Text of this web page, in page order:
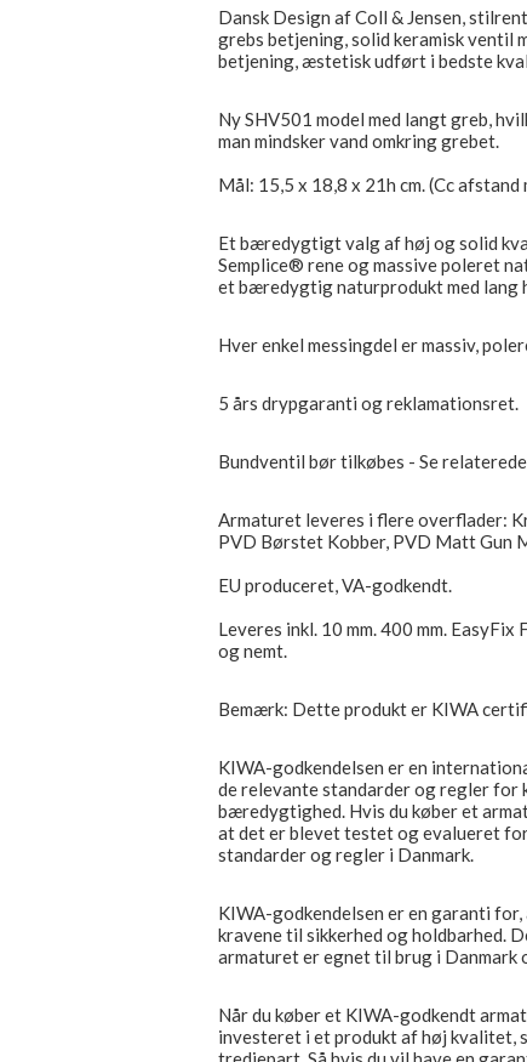
Dansk Design af Coll & Jensen,
grebs betjening, solid keramisk ventil
betjening, æstetisk udført i bedste
Ny SHV501 model med langt greb,
man mindsker vand omkring grebet.
Mål: 15,5 x 18,8 x 21h cm. (Cc
Et bæredygtigt valg af høj og solid
Semplice® rene og massive poleret
et bæredygtig naturprodukt med lang
Hver enkel messingdel er massiv,
5 års drypgaranti og reklamationsret.
Bundventil bør tilkøbes - Se
Armaturet leveres i flere overflader:
PVD Børstet Kobber, PVD Matt Gun
EU produceret, VA-godkendt.
Leveres inkl. 10 mm. 400 mm.
og nemt.
Bemærk: Dette produkt er KIWA
KIWA-godkendelsen er en
de relevante standarder og regler
bæredygtighed. Hvis du køber et
at det er blevet testet og evalueret
standarder og regler i Danmark.
KIWA-godkendelsen er en garanti
kravene til sikkerhed og holdbarhed.
armaturet er egnet til brug i Danmark
Når du køber et KIWA-godkendt
investeret i et produkt af høj kvalitet,